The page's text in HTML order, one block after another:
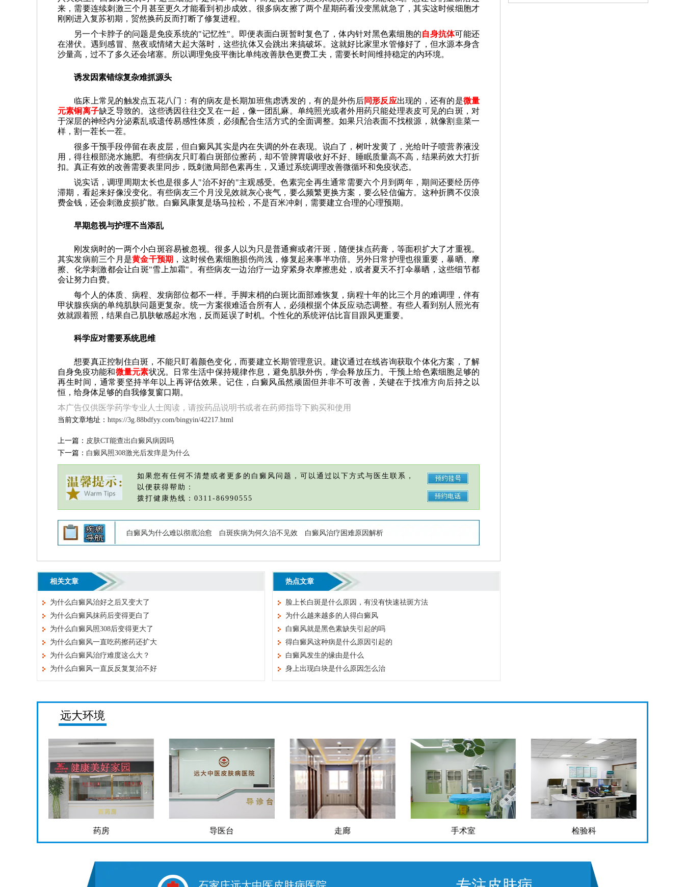
来，需要连续刺激三个月甚至更久才能看到初步成效。很多病友擦了两个星期药看没变黑就急了，其实这时候细胞才
刚刚进入复苏初期，贸然换药反而打断了修复进程。
另一个卡脖子的问题是免疫系统的"记忆性"。即便表面白斑暂时复色了，体内针对黑色素细胞的自身抗体可能还
在潜伏。遇到感冒、熬夜或情绪大起大落时，这些抗体又会跳出来搞破坏。这就好比家里水管修好了，但水源本身含
沙量高，过不了多久还会堵塞。所以调理免疫平衡比单纯改善肤色更费工夫，需要长时间维持稳定的内环境。
诱发因素错综复杂难抓源头
临床上常见的触发点五花八门：有的病友是长期加班焦虑诱发的，有的是外伤后同形反应出现的，还有的是微量
元素铜离子缺乏导致的。这些诱因往往交叉在一起，像一团乱麻。单纯照光或者外用药只能处理表皮可见的白斑，对
于深层的神经内分泌紊乱或遗传易感性体质，必须配合生活方式的全面调整。如果只治表面不找根源，就像割韭菜一
样，割一茬长一茬。
很多干预手段停留在表皮层，但白癜风其实是内在失调的外在表现。说白了，树叶发黄了，光给叶子喷营养液没
用，得往根部浇水施肥。有些病友只盯着白斑部位擦药，却不管脾胃吸收好不好、睡眠质量高不高，结果药效大打折
扣。真正有效的改善需要表里同步，既刺激局部色素再生，又通过系统调理改善微循环和免疫状态。
说实话，调理周期太长也是很多人"治不好的"主观感受。色素完全再生通常需要六个月到两年，期间还要经历停
滞期，看起来好像没变化。有些病友三个月没见效就灰心丧气，要么频繁更换方案，要么轻信偏方。这种折腾不仅浪
费金钱，还会刺激皮损扩散。白癜风康复是场马拉松，不是百米冲刺，需要建立合理的心理预期。
早期忽视与护理不当添乱
刚发病时的一两个小白斑容易被忽视。很多人以为只是普通癣或者汗斑，随便抹点药膏，等面积扩大了才重视。
其实发病前三个月是黄金干预期 ，这时候色素细胞损伤尚浅，修复起来事半功倍。另外日常护理也很重要，暴晒、摩
擦、化学刺激都会让白斑"雪上加霜"。有些病友一边治疗一边穿紧身衣摩擦患处，或者夏天不打伞暴晒，这些细节都
会让努力白费。
每个人的体质、病程、发病部位都不一样。手脚末梢的白斑比面部难恢复，病程十年的比三个月的难调理，伴有
甲状腺疾病的单纯肌肤问题更复杂。统一方案很难适合所有人，必须根据个体反应动态调整。有些人看到别人照光有
效就跟着照，结果自己肌肤敏感起水泡，反而延误了时机。个性化的系统评估比盲目跟风更重要。
科学应对需要系统思维
想要真正控制住白斑，不能只盯着颜色变化，而要建立长期管理意识。建议通过在线咨询获取个体化方案，了解
自身免疫功能和微量元素状况。日常生活中保持规律作息，避免肌肤外伤，学会释放压力。干预上给色素细胞足够的
再生时间，通常要坚持半年以上再评估效果。记住，白癜风虽然顽固但并非不可改善，关键在于找准方向后持之以
恒，给身体足够的自我修复窗口期。
本广告仅供医学药学专业人士阅读，请按药品说明书或者在药师指导下购买和使用
当前文章地址： https://3g.88bdfyy.com/bingyin/42217.html
上一篇： 皮肤CT能查出白癜风病因吗
下一篇： 白癜风照308激光后发痒是为什么
如果您有任何不清楚或者更多的白癜风问题，可以通过以下方式与医生联系，
以便获得帮助：
拨打健康热线：0311-86990555
白癜风为什么难以彻底治愈 白斑疾病为何久治不见效 白癜风治疗困难原因解析
相关文章
为什么白癜风治好之后又变大了
为什么白癜风抹药后变得更白了
为什么白癜风照308后变得更大了
为什么白癜风一直吃药擦药还扩大
为什么白癜风治疗难度这么大？
为什么白癜风一直反反复复治不好
热点文章
脸上长白斑是什么原因，有没有快速祛斑方法
为什么越来越多的人得白癜风
白癜风就是黑色素缺失引起的吗
得白癜风这种病是什么原因引起的
白癜风发生的缘由是什么
身上出现白块是什么原因怎么治
远大环境
药房 导医台 走廊 手术室 检验科